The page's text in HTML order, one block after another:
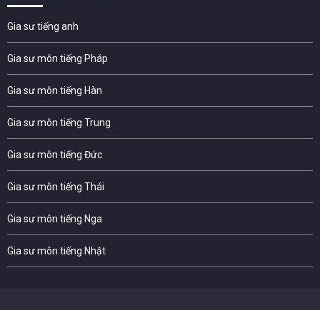
Gia sư tiếng anh
Gia sư môn tiếng Pháp
Gia sư môn tiếng Hàn
Gia sư môn tiếng Trung
Gia sư môn tiếng Đức
Gia sư môn tiếng Thái
Gia sư môn tiếng Nga
Gia sư môn tiếng Nhật